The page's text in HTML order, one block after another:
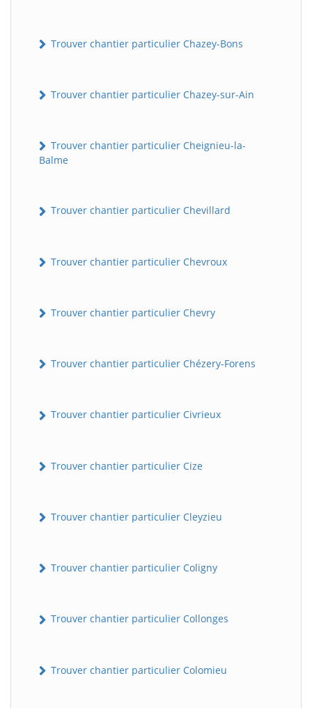
Trouver chantier particulier Chazey-Bons
Trouver chantier particulier Chazey-sur-Ain
Trouver chantier particulier Cheignieu-la-
Balme
Trouver chantier particulier Chevillard
Trouver chantier particulier Chevroux
Trouver chantier particulier Chevry
Trouver chantier particulier Chézery-Forens
Trouver chantier particulier Civrieux
Trouver chantier particulier Cize
Trouver chantier particulier Cleyzieu
Trouver chantier particulier Coligny
Trouver chantier particulier Collonges
Trouver chantier particulier Colomieu
B BatiWebPro
Assistant en ligne